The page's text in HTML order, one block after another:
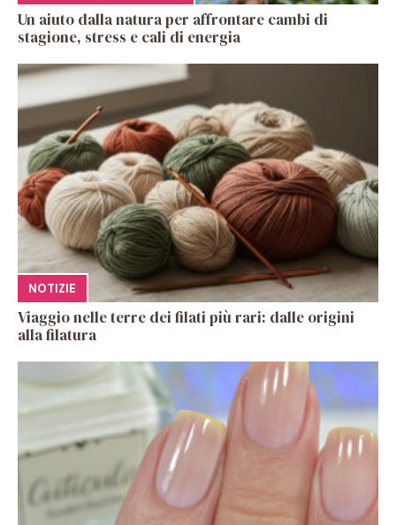
Un aiuto dalla natura per affrontare cambi di
stagione, stress e cali di energia
NOTIZIE
Viaggio nelle terre dei filati più rari: dalle origini
alla filatura